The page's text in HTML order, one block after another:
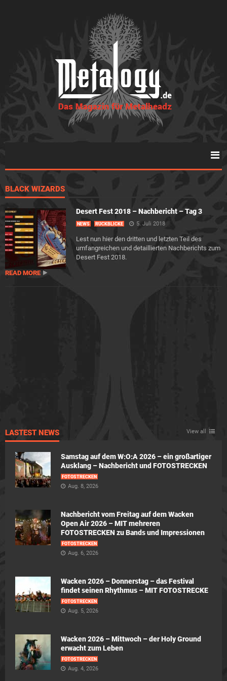
BLACK WIZARDS
Desert Fest 2018 – Nachbericht – Tag 3
NEWS RÜCKBLICKE 5. Juli 2018
Lest nun hier den dritten und letzten Teil des
umfangreichen und detaillierten Nachberichts zum
Desert Fest 2018.
READ MORE
LASTEST NEWS View all
Samstag auf dem W:O:A 2026 – ein großartiger
Ausklang – Nachbericht und FOTOSTRECKEN
FOTOSTRECKEN
Aug. 8, 2026
Nachbericht vom Freitag auf dem Wacken
Open Air 2026 – MIT mehreren
FOTOSTRECKEN zu Bands und Impressionen
FOTOSTRECKEN
Aug. 6, 2026
Wacken 2026 – Donnerstag – das Festival
findet seinen Rhythmus – MIT FOTOSTRECKE
FOTOSTRECKEN
Aug. 5, 2026
Wacken 2026 – Mittwoch – der Holy Ground
erwacht zum Leben
FOTOSTRECKEN
Aug. 4, 2026